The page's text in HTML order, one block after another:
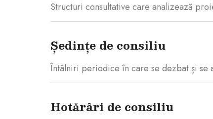
Structuri consultative care analizează
Ședințe de consiliu
Întâlniri periodice în care se dezbat și se
Hotărâri de consiliu